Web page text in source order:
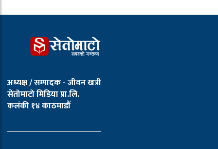
अध्यक्ष / सम्पादक - जीवन खत्री
सेतोमाटो मिडिया प्रा.लि.
कलंकी १४ काठमाडौँ